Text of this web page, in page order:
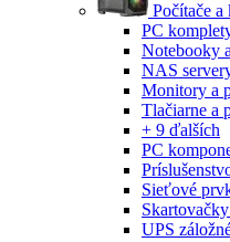
Počítače a
PC
Notebooky
NAS
Monitory a
Tlačiarne a
+ 9 ďalších
PC
Sieťové
UPS